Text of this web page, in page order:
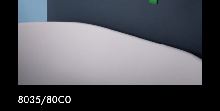
8035/80C0